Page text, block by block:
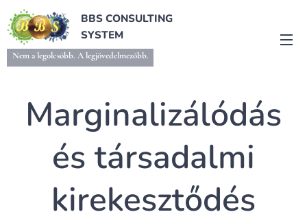
BBS CONSULTING
SYSTEM
Nem a legolcsóbb. A legjövedelmezőbb.
Marginalizálódás
és társadalmi
kirekesztődés